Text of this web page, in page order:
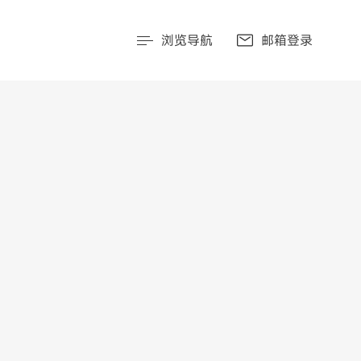
浏览导航 邮箱登录